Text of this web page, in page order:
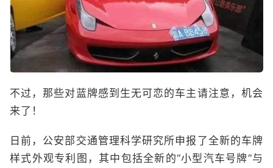
不过，那些对蓝牌感到生无可恋的车主请注意，机会
来了！
日前，公安部交通管理科学研究所申报了全新的车牌
样式外观专利图，其中包括全新的“小型汽车号牌”与